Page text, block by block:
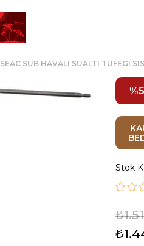
SEAC SUB HAVALI SUALTI TUFEGI
5
Stok